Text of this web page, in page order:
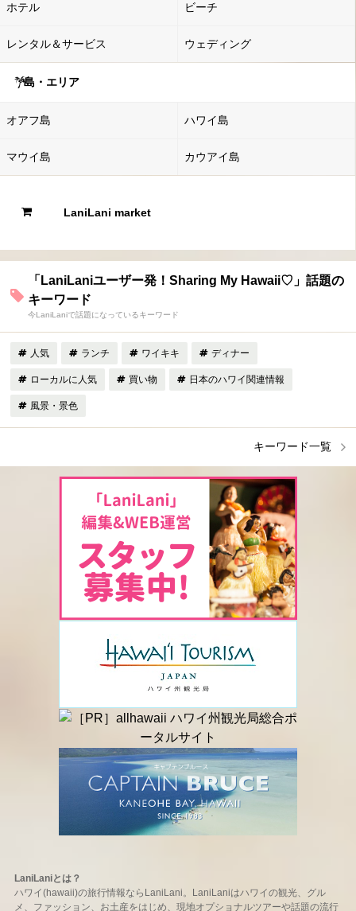
ホテル ビーチ
レンタル＆サービス ウェディング
島・エリア
オアフ島 ハワイ島
マウイ島 カウアイ島
LaniLani market
「LaniLaniユーザー発！Sharing My Hawaii♡」話題の
キーワード
今LaniLaniで話題になっているキーワード
人気 ランチ ワイキキ ディナー
ローカルに人気 買い物 日本のハワイ関連情報
風景・景色
キーワード一覧
LaniLaniとは？
ハワイ(hawaii)の旅行情報ならLaniLani。LaniLaniはハワイの観光、グル
メ、ファッション、お土産をはじめ、現地オプショナルツアーや話題の流行